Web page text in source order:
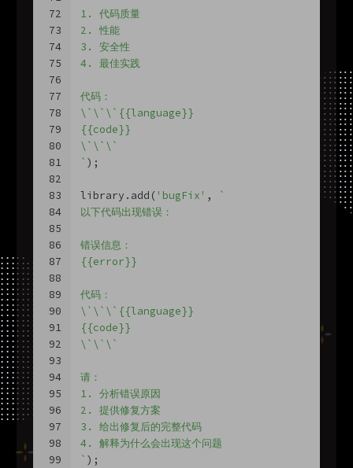
72
73
74
75
76
77
78
79
80
81
82
83
84
85
86
87
88
89
90
91
92
93
94
95
96
97
98
99
1. 代码质量
2. 性能
3. 安全性
4. 最佳实践
代码：
\`\`\`{{language}}
{{code}}
\`\`\`
` );
library.add( 'bugFix' ,
`
以下代码出现错误：
错误信息：
{{error}}
代码：
\`\`\`{{language}}
{{code}}
\`\`\`
请：
1. 分析错误原因
2. 提供修复方案
3. 给出修复后的完整代码
4. 解释为什么会出现这个问题
` );